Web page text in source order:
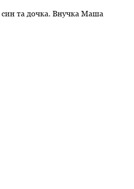
та дочка. Внучка Маша